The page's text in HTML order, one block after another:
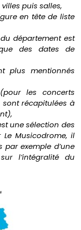
puis salles,
en tête de liste
département est
des dates de
plus mentionnés
les concerts
sont récapitulées à
une sélection des
Musicodrome, il
exemple d’une
l’intégralité du